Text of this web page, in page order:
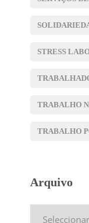
STRESS
TRABALHO
TRABALHO
Arquivo